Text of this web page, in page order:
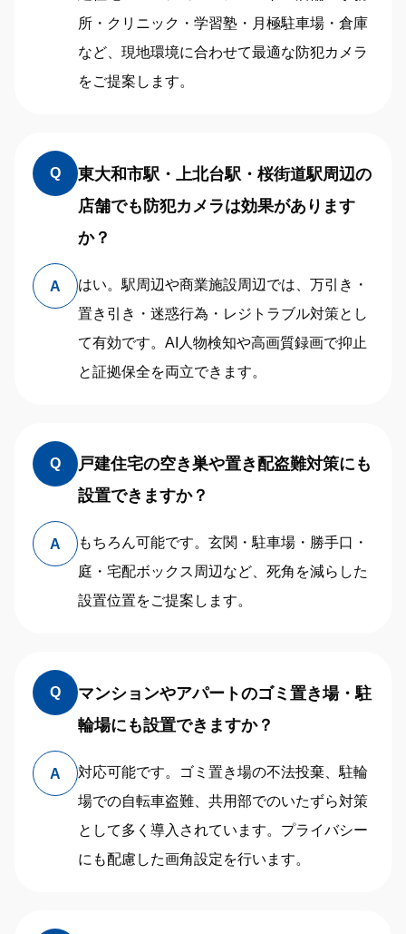
所・クリニック・学習塾・月極駐車場・倉庫
など、現地環境に合わせて最適な防犯カメラ
をご提案します。
Q
東大和市駅・上北台駅・桜街道駅周辺の
店舗でも防犯カメラは効果があります
か？
A
はい。駅周辺や商業施設周辺では、万引き・
置き引き・迷惑行為・レジトラブル対策とし
て有効です。AI人物検知や高画質録画で抑止
と証拠保全を両立できます。
Q
戸建住宅の空き巣や置き配盗難対策にも
設置できますか？
A
もちろん可能です。玄関・駐車場・勝手口・
庭・宅配ボックス周辺など、死角を減らした
設置位置をご提案します。
Q
マンションやアパートのゴミ置き場・駐
輪場にも設置できますか？
A
対応可能です。ゴミ置き場の不法投棄、駐輪
場での自転車盗難、共用部でのいたずら対策
として多く導入されています。プライバシー
にも配慮した画角設定を行います。